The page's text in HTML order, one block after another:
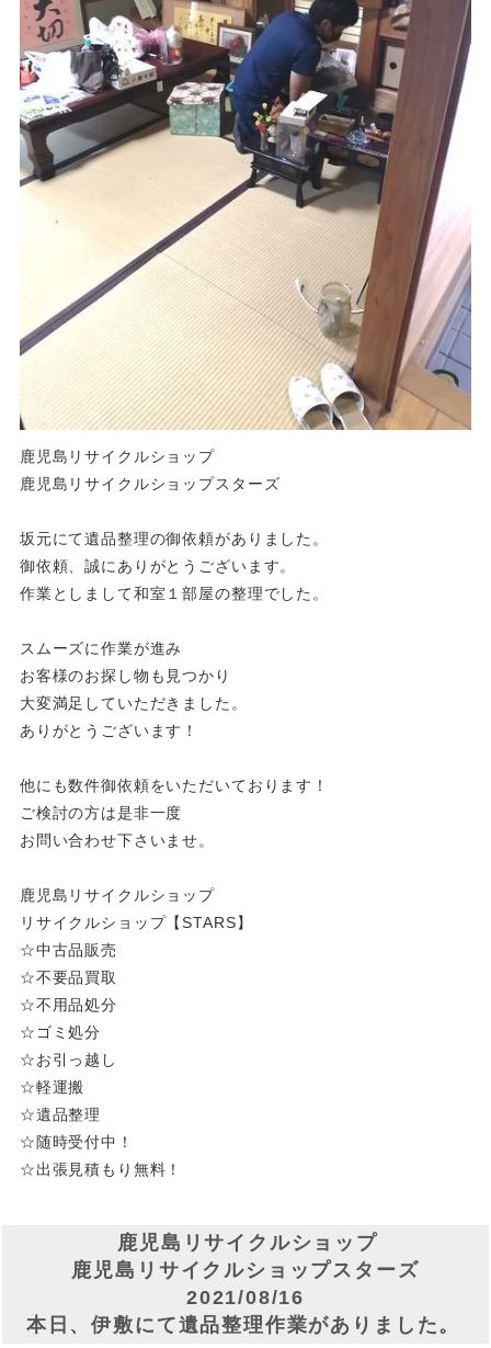
鹿児島リサイクルショップ
鹿児島リサイクルショップスターズ
坂元にて遺品整理の御依頼がありました。
御依頼、誠にありがとうございます。
作業としまして和室１部屋の整理でした。
スムーズに作業が進み
お客様のお探し物も見つかり
大変満足していただきました。
ありがとうございます！
他にも数件御依頼をいただいております！
ご検討の方は是非一度
お問い合わせ下さいませ。
鹿児島リサイクルショップ
リサイクルショップ【STARS】
☆中古品販売
☆不要品買取
☆不用品処分
☆ゴミ処分
☆お引っ越し
☆軽運搬
☆遺品整理
☆随時受付中！
☆出張見積もり無料！
鹿児島リサイクルショップ
鹿児島リサイクルショップスターズ
2021/08/16
本日、伊敷にて遺品整理作業がありました。